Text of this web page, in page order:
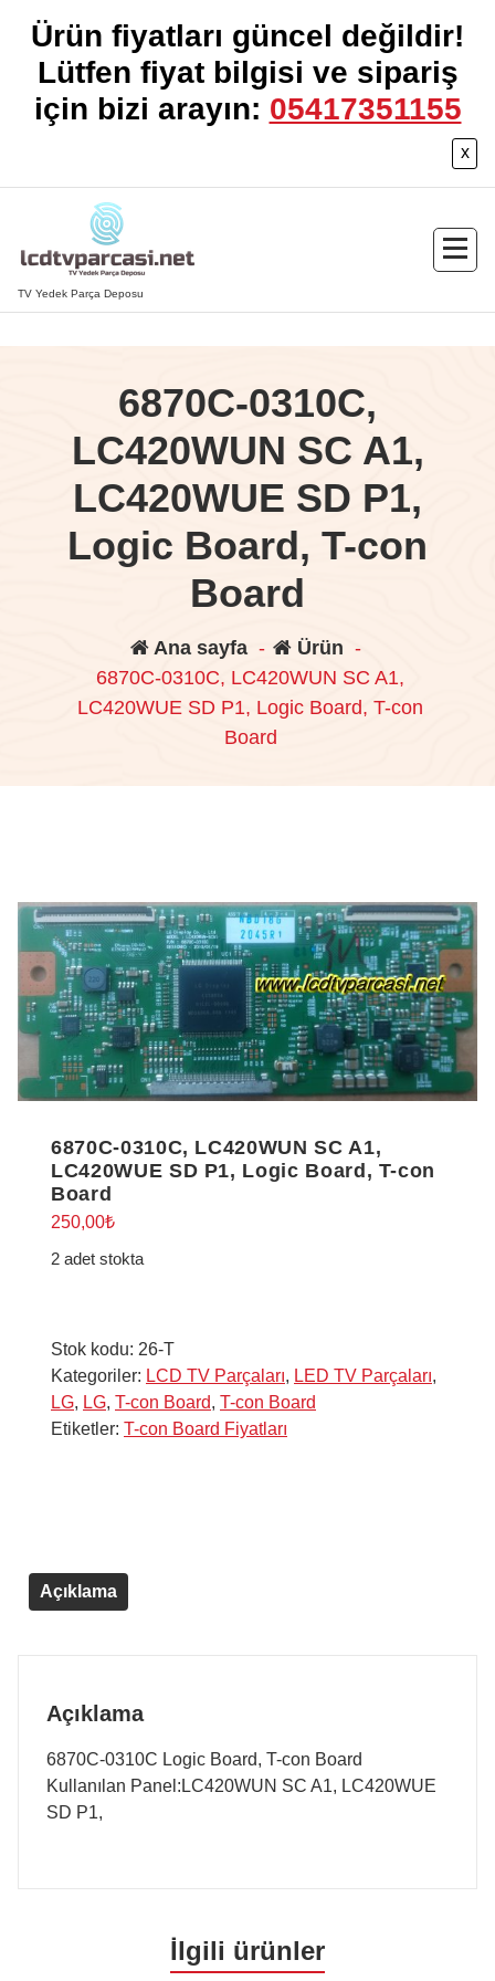
Ürün fiyatları güncel değildir!
Lütfen fiyat bilgisi ve sipariş
için bizi arayın: 05417351155
x
TV Yedek Parça Deposu
6870C-0310C,
LC420WUN SC A1,
LC420WUE SD P1,
Logic Board, T-con
Board
Ana sayfa - Ürün -
6870C-0310C, LC420WUN SC A1,
LC420WUE SD P1, Logic Board, T-con
Board
6870C-0310C, LC420WUN SC A1,
LC420WUE SD P1, Logic Board, T-con
Board
250,00₺
2 adet stokta
Stok kodu: 26-T
Kategoriler: LCD TV Parçaları, LED TV Parçaları,
LG, LG, T-con Board, T-con Board
Etiketler: T-con Board Fiyatları
Açıklama
Açıklama
6870C-0310C Logic Board, T-con Board
Kullanılan Panel:LC420WUN SC A1, LC420WUE
SD P1,
İlgili ürünler